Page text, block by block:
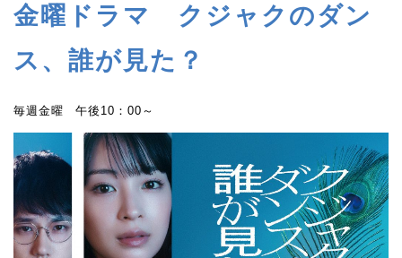
金曜ドラマ クジャクのダン
ス、誰が見た？
毎週金曜 午後10：00～